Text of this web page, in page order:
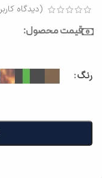
(دیدگاه کاربر
قیمت محصول:
رنگ